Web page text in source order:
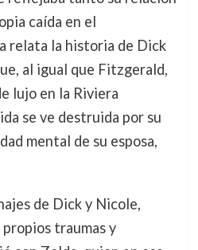
caída en el
relata la historia de Dick
al igual que Fitzgerald,
lujo en la Riviera
se ve destruida por su
mental de su esposa,
de Dick y Nicole,
traumas y